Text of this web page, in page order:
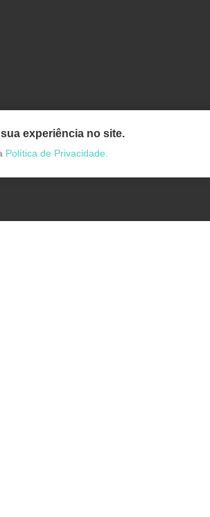
experiência no site.
Política de Privacidade.